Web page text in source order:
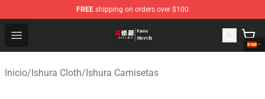
FREE shipping on orders over $100
Open menu
Ishura Store - Official Ishura Merchandise Shop
Inicio/Ishura Cloth/Ishura Camisetas